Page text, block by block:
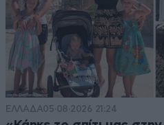
ΕΛΛΑΔΑ05·08·2026 21:24